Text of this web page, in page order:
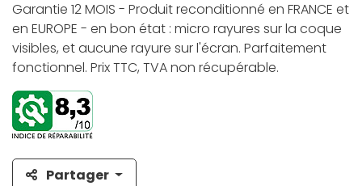
Garantie 12 MOIS - Produit reconditionné en FRANCE et
en EUROPE - en bon état : micro rayures sur la coque
visibles, et aucune rayure sur l'écran. Parfaitement
fonctionnel. Prix TTC, TVA non récupérable.
Partager